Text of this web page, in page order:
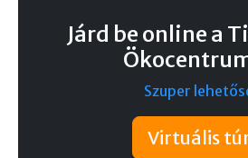
Járd be online a
Szuper
Virtuális